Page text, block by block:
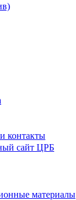
контакты
сайт ЦРБ
материалы